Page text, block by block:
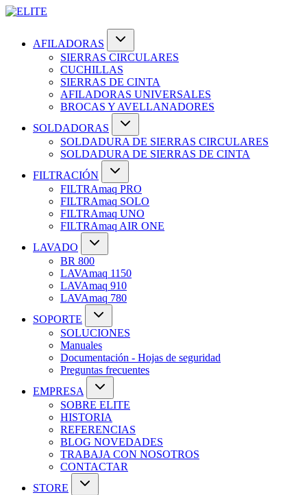
AFILADORAS
SIERRAS CIRCULARES
CUCHILLAS
SIERRAS DE CINTA
AFILADORAS UNIVERSALES
BROCAS Y AVELLANADORES
SOLDADORAS
SOLDADURA DE SIERRAS CIRCULARES
SOLDADURA DE SIERRAS DE CINTA
FILTRACIÓN
FILTRAmaq PRO
FILTRAmaq SOLO
FILTRAmaq UNO
FILTRAmaq AIR ONE
LAVADO
BR 800
LAVAmaq 1150
LAVAmaq 910
LAVAmaq 780
SOPORTE
SOLUCIONES
Manuales
Documentación - Hojas de seguridad
Preguntas frecuentes
EMPRESA
SOBRE ELITE
HISTORIA
REFERENCIAS
BLOG NOVEDADES
TRABAJA CON NOSOTROS
CONTACTAR
STORE